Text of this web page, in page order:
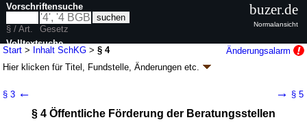
Start > Inhalt SchKG >§ 4
Änderungsalarm
Hier klicken fürTitel, Fundstelle, Änderungen etc.
Artikel 1 G. v. 27.07.1992
G. v. 07.11.2024BGBl. 2024 I Nr. 351
§ 3 ← → § 5
§ 4 Öffentliche Förderung der Beratungsstellen
Vorschriftensuche
§ / Art.
Gesetz
Volltextsuche
nur in SchKG
buzer.de
Normalansicht